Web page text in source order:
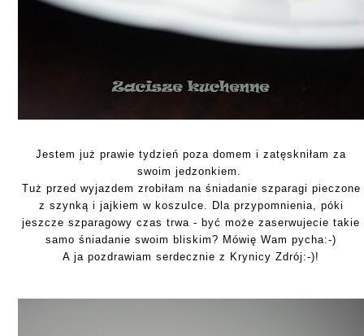
Jestem już prawie tydzień poza domem i zatęskniłam za
swoim jedzonkiem.
Tuż przed wyjazdem zrobiłam na śniadanie szparagi pieczone
z szynką i jajkiem w koszulce. Dla przypomnienia, póki
jeszcze szparagowy czas trwa - być może zaserwujecie takie
samo śniadanie swoim bliskim? Mówię Wam pycha:-)
A ja pozdrawiam serdecznie z Krynicy Zdrój:-)!